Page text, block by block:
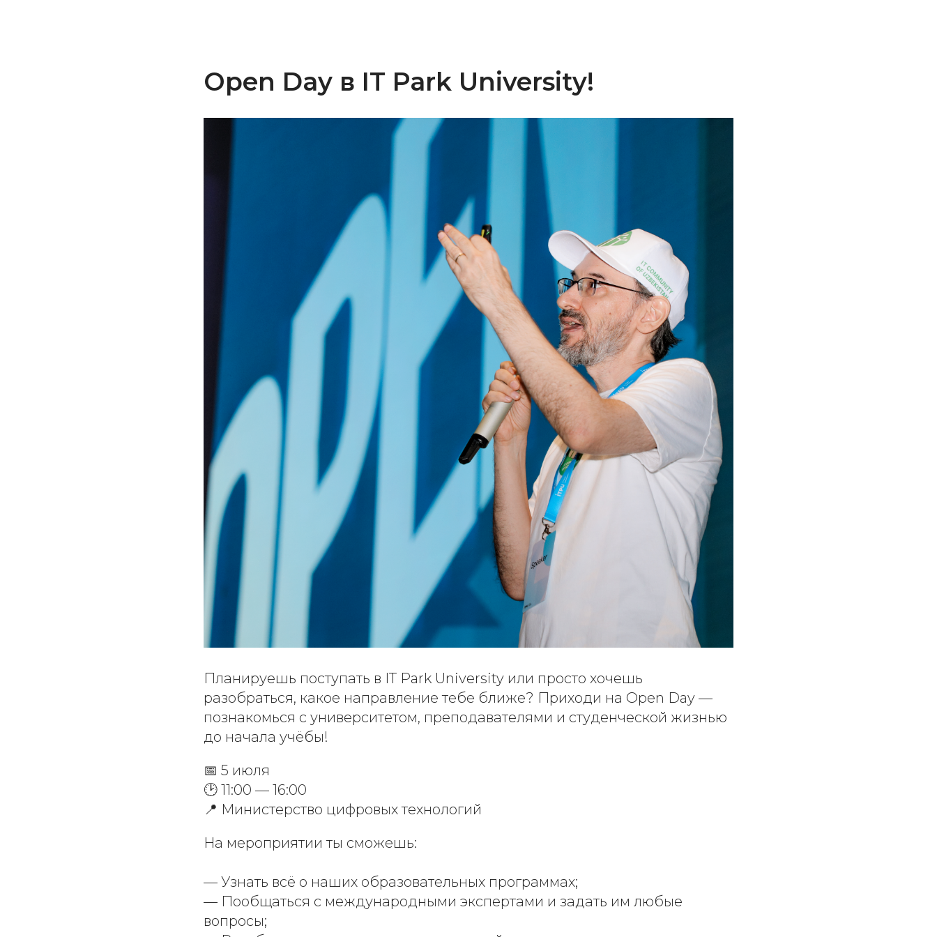
Open Day в IT Park University!
Планируешь поступать в IT Park University или просто хочешь
разобраться, какое направление тебе ближе? Приходи на Open Day —
познакомься с университетом, преподавателями и студенческой жизнью
до начала учёбы!
📅 5 июля
🕑 11:00 — 16:00
📍 Министерство цифровых технологий
На мероприятии ты сможешь:
— Узнать всё о наших образовательных программах;
— Пообщаться с международными экспертами и задать им любые
вопросы;